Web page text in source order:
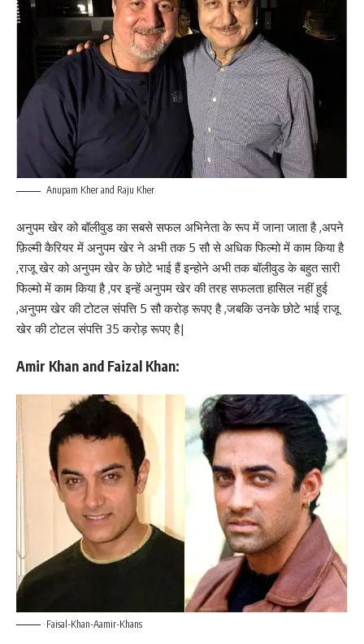
Anupam Kher and Raju Kher
अनुपम खेर को बॉलीवुड का सबसे सफल अभिनेता के रूप में जाना जाता है ,अपने
फ़िल्मी कैरियर में अनुपम खेर ने अभी तक 5 सौ से अधिक फिल्मो में काम किया है
,राजू खेर को अनुपम खेर के छोटे भाई हैं इन्होने अभी तक बॉलीवुड के बहुत सारी
फिल्मो में काम किया है ,पर इन्हें अनुपम खेर की तरह सफलता हासिल नहीं हुई
,अनुपम खेर की टोटल संपत्ति 5 सौ करोड़ रूपए है ,जबकि उनके छोटे भाई राजू
खेर की टोटल संपत्ति 35 करोड़ रूपए है|
Amir Khan and Faizal Khan:
Faisal-Khan-Aamir-Khans